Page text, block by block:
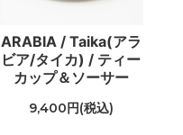
ARABIA / Taika(アラ
ビア/タイカ) / ティー
カップ＆ソーサー
9,400円(税込)